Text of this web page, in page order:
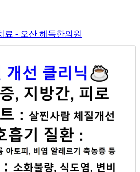
료 - 오산 해독한의원